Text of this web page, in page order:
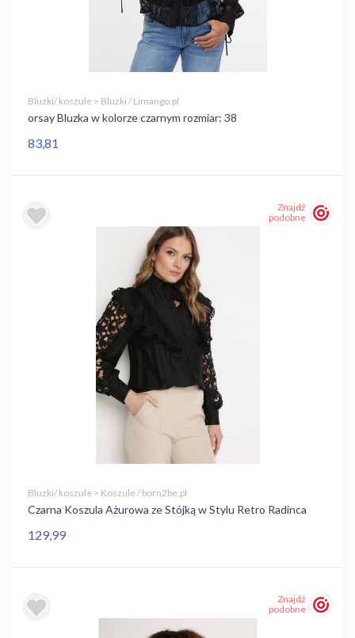
Bluzki/ koszule > Bluzki / Limango.pl
orsay Bluzka w kolorze czarnym rozmiar: 38
83,81
Znajdź
podobne
Bluzki/ koszule > Koszule / born2be.pl
Czarna Koszula Ażurowa ze Stójką w Stylu Retro Radinca
129,99
Znajdź
podobne